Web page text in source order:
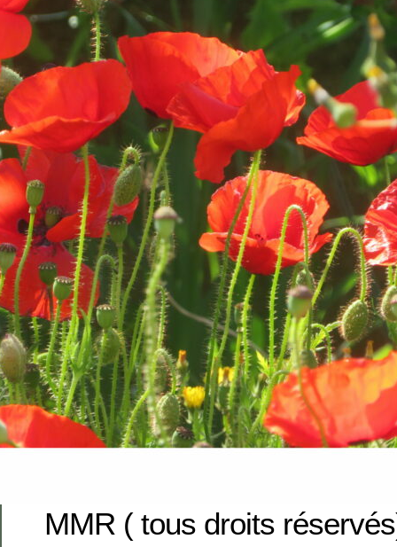
MMR ( tous droits